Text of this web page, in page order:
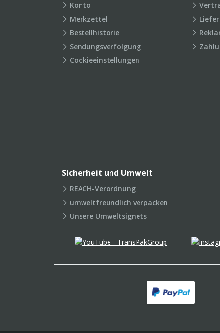
Konto
Merkzettel
Bestellhistorie
Sendungsverfolgung
Cookieeinstellungen
Sicherheit und Umwelt
REACH-Verordnung
umweltfreundlich verpacken
Unsere Umweltsignets